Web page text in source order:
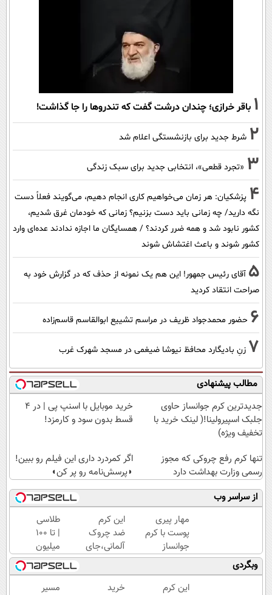
1 باقر خرازی؛ چندان درشت گفت که تندروها را جا گذاشت!
2 شرط جدید برای بازنشستگی اعلام شد
3 «تجرد قطعی»، انتخابی جدید برای سبک زندگی
4 پزشکیان: هر زمان می‌خواهیم کاری انجام دهیم، می‌گویند فعلاً دست
نگه دارید/ چه زمانی باید دست بزنیم؟ زمانی که خودمان غرق شدیم،
کشور نابود شد و همه ضرر کردند؟ / همسایگان ما اجازه ندادند عده‌ای وارد
کشور شوند و باعث اغتشاش شوند
5 آقای رئیس جمهور! این هم یک نمونه از حذف که در گزارش خود به
صراحت انتقاد کردید
6 حضور محمدجواد ظریف در مراسم تشییع ابوالقاسم قاسم‌زاده
7 زنِ بادیگارد محافظ نیوشا ضیغمی در مسجد شهرک غرب
مطالب پیشنهادی
جدیدترین کرم جوانساز حاوی
جلبک اسپیرولینا!( لینک خرید با
تخفیف ویژه)
خرید موبایل با اسنپ پی | در ۴
قسط بدون سود و کارمزد!
تنها کرم رفع چروکی که مجوز
رسمی وزارت بهداشت دارد
اگر کمردرد داری این فیلم رو ببین!
◗پرسش‌نامه رو پر کن◖
از سراسر وب
مهار پیری
پوست با کرم
جوانساز
پوست
آلمانی(تخفیف
ویژه تا
این کرم
ضد چروک
آلمانی،جای
بوتاکس رو
برات پر
میکنه!
طلاسی
| تا 100
میلیون
وام
آنی
خرید
وبگردی
این کرم
خرید
مسیر